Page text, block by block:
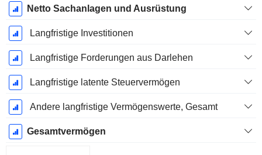
Netto Sachanlagen und Ausrüstung
Langfristige Investitionen
Langfristige Forderungen aus Darlehen
Langfristige latente Steuervermögen
Andere langfristige Vermögenswerte, Gesamt
Gesamtvermögen